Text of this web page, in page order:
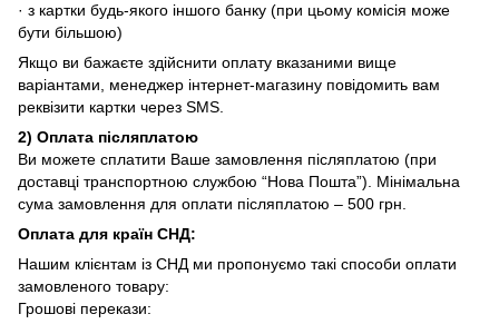
· з картки будь-якого іншого банку (при цьому комісія може
бути більшою)
Якщо ви бажаєте здійснити оплату вказаними вище
варіантами, менеджер інтернет-магазину повідомить вам
реквізити картки через SMS.
2) Оплата післяплатою
Ви можете сплатити Ваше замовлення післяплатою (при
доставці транспортною службою “Нова Пошта”). Мінімальна
сума замовлення для оплати післяплатою – 500 грн.
Оплата для країн СНД:
Нашим клієнтам із СНД ми пропонуємо такі способи оплати
замовленого товару:
Грошові перекази: